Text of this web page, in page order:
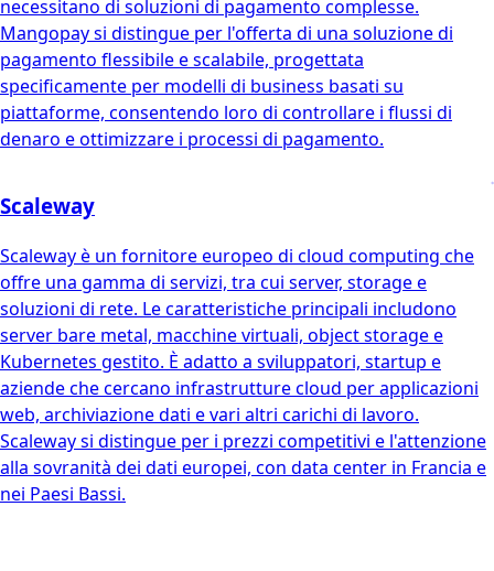
necessitano di soluzioni di pagamento complesse.
Mangopay si distingue per l'offerta di una soluzione di
pagamento flessibile e scalabile, progettata
specificamente per modelli di business basati su
piattaforme, consentendo loro di controllare i flussi di
denaro e ottimizzare i processi di pagamento.
Scaleway
Scaleway è un fornitore europeo di cloud computing che
offre una gamma di servizi, tra cui server, storage e
soluzioni di rete. Le caratteristiche principali includono
server bare metal, macchine virtuali, object storage e
Kubernetes gestito. È adatto a sviluppatori, startup e
aziende che cercano infrastrutture cloud per applicazioni
web, archiviazione dati e vari altri carichi di lavoro.
Scaleway si distingue per i prezzi competitivi e l'attenzione
alla sovranità dei dati europei, con data center in Francia e
nei Paesi Bassi.